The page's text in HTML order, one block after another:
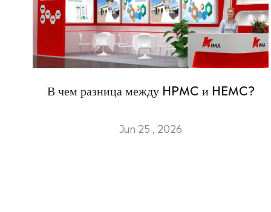
В чем разница между HPMC и HEMC?
Jun 25 , 2026